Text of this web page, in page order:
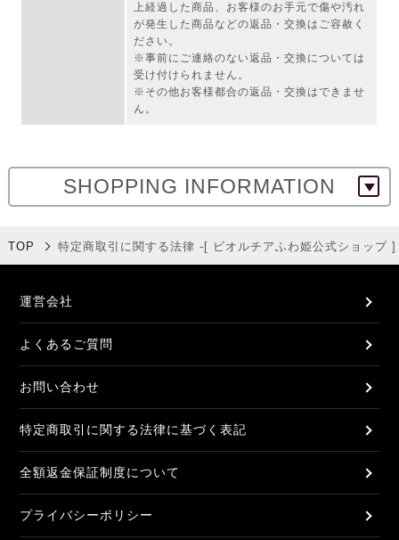
上経過した商品、お客様のお手元で傷や汚れ
が発生した商品などの返品・交換はご容赦く
ださい。
※事前にご連絡のない返品・交換については
受け付けられません。
※その他お客様都合の返品・交換はできませ
ん。
SHOPPING INFORMATION
TOP 特定商取引に関する法律 -[ ビオルチアふわ姫公式ショップ ]
運営会社
よくあるご質問
お問い合わせ
特定商取引に関する法律に基づく表記
全額返金保証制度について
プライバシーポリシー